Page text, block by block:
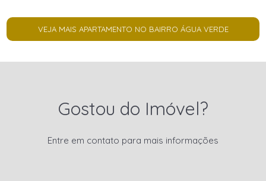
VEJA MAIS APARTAMENTO NO BAIRRO ÁGUA VERDE
Gostou do Imóvel?
Entre em contato para mais informações